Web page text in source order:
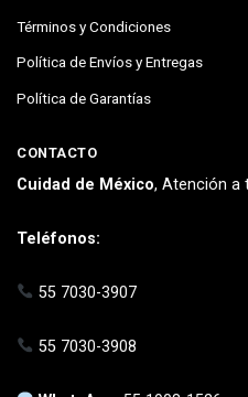
Términos y Condiciones
Política de Envíos y Entregas
Política de Garantías
CONTACTO
Cuidad de México, Atención a
Teléfonos:
55 7030-3907
55 7030-3908